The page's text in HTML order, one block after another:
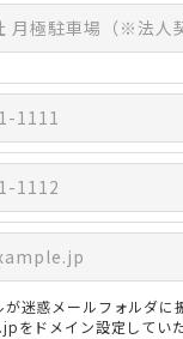
迷惑メールフォルダに
ドメイン設定してい